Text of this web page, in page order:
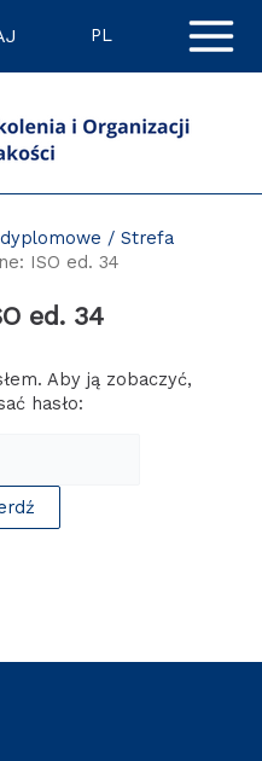
PL
/ Strefa
ISO ed. 34
ed. 34
Aby ją zobaczyć,
hasło: